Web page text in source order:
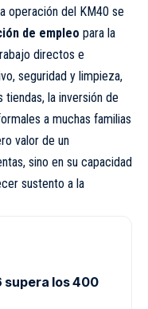
operación del KM40 se
de empleo para la
directos e
seguridad y limpieza,
la inversión de
a muchas familias
valor de un
sino en su capacidad
sustento a la
supera los 400